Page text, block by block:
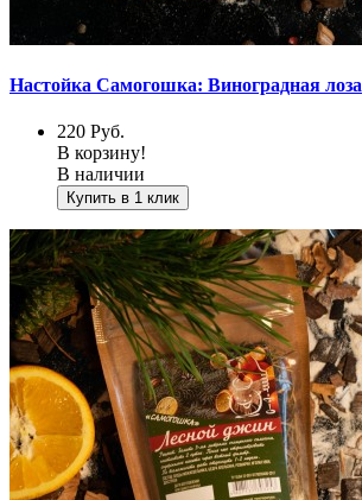
Настойка Самогошка: Виноградная лоза
220 Руб.
В корзину!
В наличии
Купить в 1 клик